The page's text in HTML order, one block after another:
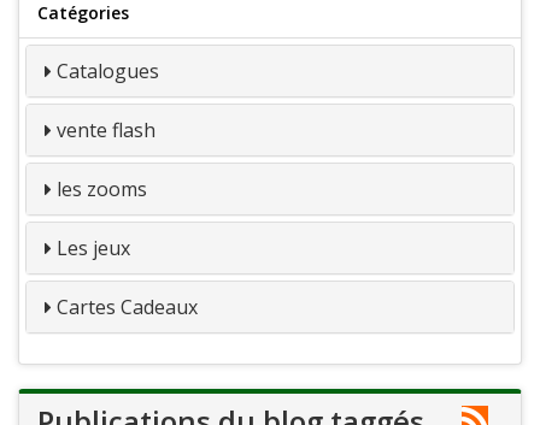
Catégories
Catalogues
vente flash
les zooms
Les jeux
Cartes Cadeaux